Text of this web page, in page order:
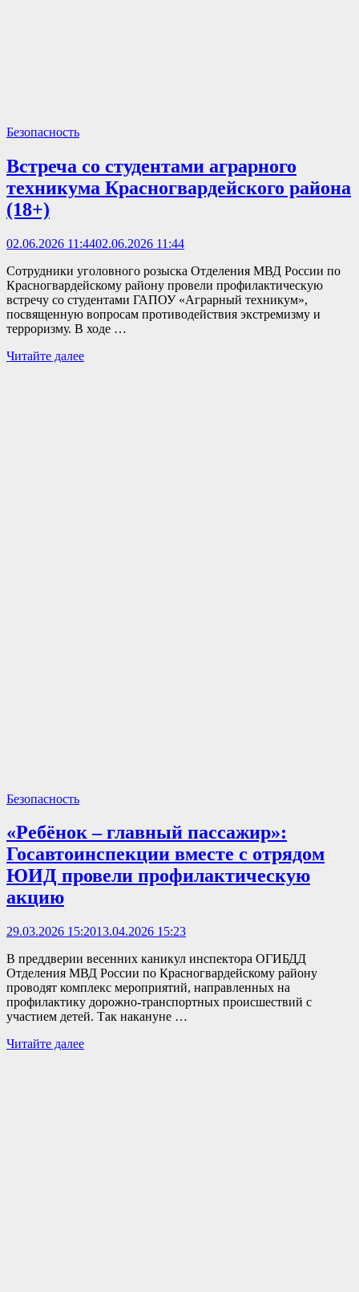
Безопасность
Встреча со студентами аграрного
техникума Красногвардейского района
(18+)
02.06.2026 11:4402.06.2026 11:44
Сотрудники уголовного розыска Отделения МВД России по
Красногвардейскому району провели профилактическую
встречу со студентами ГАПОУ «Аграрный техникум»,
посвященную вопросам противодействия экстремизму и
терроризму. В ходе …
Встреча
Читайте далее
Безопасность
«Ребёнок – главный пассажир»:
Госавтоинспекции вместе с отрядом
ЮИД провели профилактическую
акцию
29.03.2026 15:2013.04.2026 15:23
В преддверии весенних каникул инспектора ОГИБДД
Отделения МВД России по Красногвардейскому району
проводят комплекс мероприятий, направленных на
профилактику дорожно-транспортных происшествий с
участием детей. Так накануне …
«Ребёнок
Читайте далее